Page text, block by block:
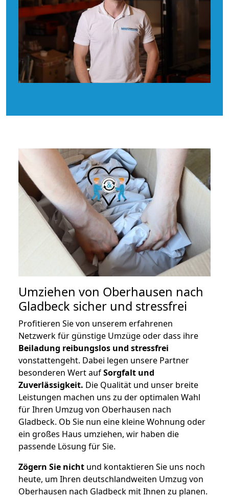
Umziehen von Oberhausen nach
Gladbeck sicher und stressfrei
Profitieren Sie von unserem erfahrenen
Netzwerk für günstige Umzüge oder dass ihre
Beiladung reibungslos und stressfrei
vonstattengeht. Dabei legen unsere Partner
besonderen Wert aufSorgfalt und
Zuverlässigkeit. Die Qualität und unser breite
Leistungen machen uns zu der optimalen Wahl
für Ihren Umzug von Oberhausen nach
Gladbeck. Ob Sie nun eine kleine Wohnung oder
ein großes Haus umziehen, wir haben die
passende Lösung für Sie.
Zögern Sie nicht und kontaktieren Sie uns noch
heute, um Ihren deutschlandweiten Umzug von
Oberhausen nach Gladbeck mit Ihnen zu planen.